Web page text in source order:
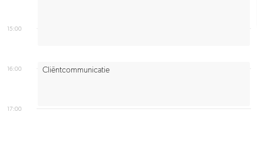
15:00
16:00
17:00
Cliëntcommunicatie